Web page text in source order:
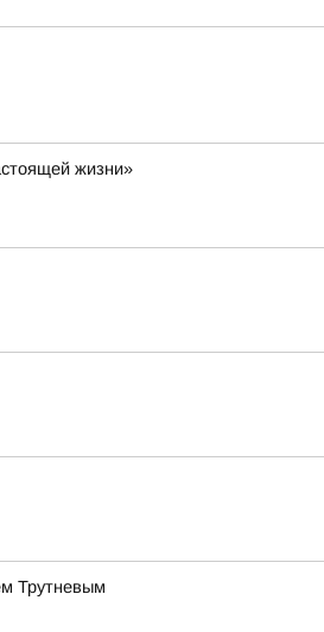
жизни»
Трутневым